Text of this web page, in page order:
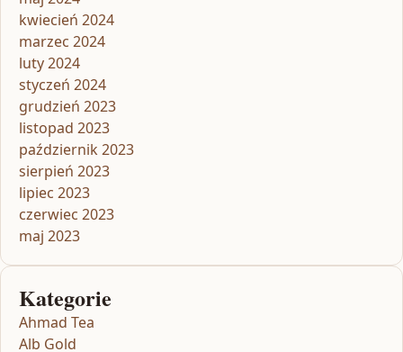
kwiecień 2024
marzec 2024
luty 2024
styczeń 2024
grudzień 2023
listopad 2023
październik 2023
sierpień 2023
lipiec 2023
czerwiec 2023
maj 2023
Kategorie
Ahmad Tea
Alb Gold